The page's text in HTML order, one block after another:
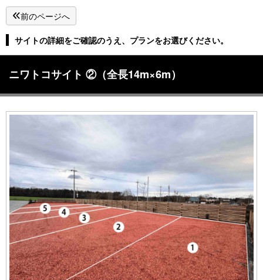
前のページへ
サイトの詳細をご確認のうえ、プランをお選びください。
ニワトコサイト ②（全長14m×6m）